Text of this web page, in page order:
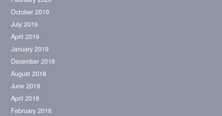
October 2019
July 2019
April 2019
January 2019
December 2018
August 2018
June 2018
April 2018
February 2018